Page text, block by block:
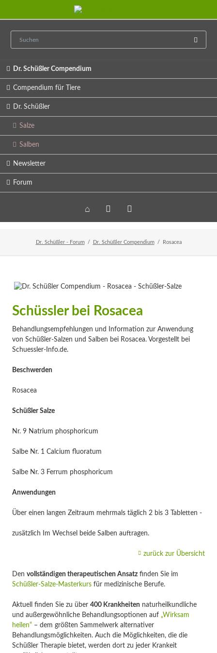
Dr. Schüßler Compendium
Compendium für Tiere
Dr. Schüßler
Salze
Salben
Newsletter
Forum
Home Veranstaltungen
Newsletter
Dr. Schüßler - Forum Dr. Schüßler Compendium Rosacea
Schüssler bei Rosacea
Behandlungsempfehlungen und Information zur Anwendung
von Schüßler-Salzen und Salben bei Rosacea. Vorgestellt bei
Schuessler-Info.de.
Beschwerden
Rosacea
Schüßler Salze
Nr. 9 Natrium phosphoricum
Salbe Nr. 1 Calcium fluoratum
Salbe Nr. 3 Ferrum phosphoricum
Anwendungen
Über einen langen Zeitraum mehrmals täglich 2 bis 3 Tabletten -
zusätzlich Im Wechsel beide Salben auftragen.
zurück zur Übersicht
Den vollständigen therapeutischen Ansatzfinden Sie im
Schüßler-Salze-Masterkursfür medizinische Berufe.
Aktuell finden Sie zu über 400 Krankheiten naturheilkundliche
und außergewöhnliche Behandlungsoptionen auf „Wirksam
heilen“– dem größten Sammelwerk alternativer
Behandlungsmöglichkeiten. Auch die Möglichkeiten, die die
Schüßler Therapie bietet, werden dort zu jeder Krankeit